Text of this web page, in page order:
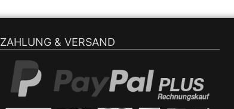
ZAHLUNG & VERSAND